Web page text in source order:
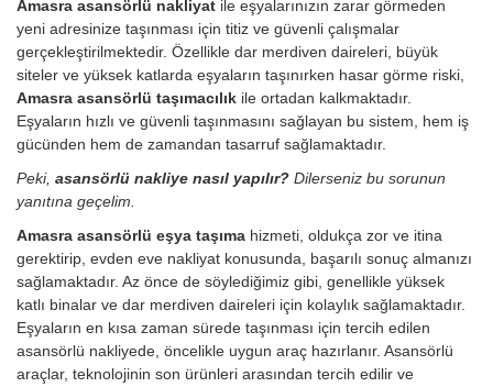
Amasra asansörlü nakliyat ile eşyalarınızın zarar görmeden
yeni adresinize taşınması için titiz ve güvenli çalışmalar
gerçekleştirilmektedir. Özellikle dar merdiven daireleri, büyük
siteler ve yüksek katlarda eşyaların taşınırken hasar görme riski,
Amasra asansörlü taşımacılık ile ortadan kalkmaktadır.
Eşyaların hızlı ve güvenli taşınmasını sağlayan bu sistem, hem iş
gücünden hem de zamandan tasarruf sağlamaktadır.
Peki, asansörlü nakliye nasıl yapılır? Dilerseniz bu sorunun
yanıtına geçelim.
Amasra asansörlü eşya taşıma hizmeti, oldukça zor ve itina
gerektirip, evden eve nakliyat konusunda, başarılı sonuç almanızı
sağlamaktadır. Az önce de söylediğimiz gibi, genellikle yüksek
katlı binalar ve dar merdiven daireleri için kolaylık sağlamaktadır.
Eşyaların en kısa zaman sürede taşınması için tercih edilen
asansörlü nakliyede, öncelikle uygun araç hazırlanır. Asansörlü
araçlar, teknolojinin son ürünleri arasından tercih edilir ve